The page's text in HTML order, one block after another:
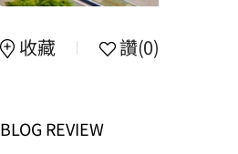
收藏 讚(0)
BLOG REVIEW